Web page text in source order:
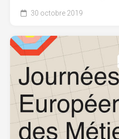
30 octobre 2019